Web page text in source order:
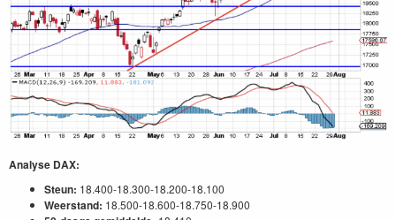
Analyse DAX:
Steun: 18.400-18.300-18.200-18.100
Weerstand: 18.500-18.600-18.750-18.900